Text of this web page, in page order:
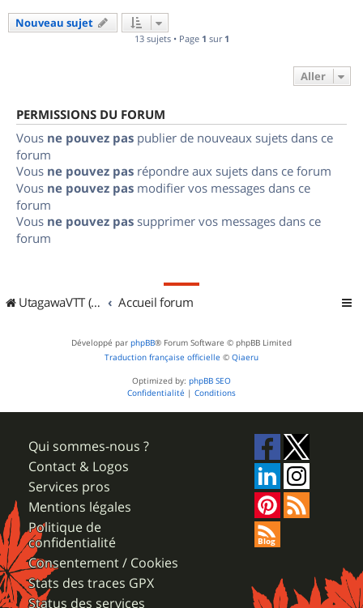
Nouveau sujet
13 sujets • Page 1 sur 1
Aller
PERMISSIONS DU FORUM
Vous ne pouvez pas publier de nouveaux sujets dans ce
forum
Vous ne pouvez pas répondre aux sujets dans ce forum
Vous ne pouvez pas modifier vos messages dans ce
forum
Vous ne pouvez pas supprimer vos messages dans ce
forum
UtagawaVTT (Randos VTT et VTTAE avec traces GPS) Accueil forum
Développé par phpBB® Forum Software © phpBB Limited
Traduction française officielle © Qiaeru
Optimized by: phpBB SEO
Confidentialité | Conditions
Qui sommes-nous ?
Contact & Logos
Services pros
Mentions légales
Politique de
confidentialité
Consentement / Cookies
Stats des traces GPX
Status des services